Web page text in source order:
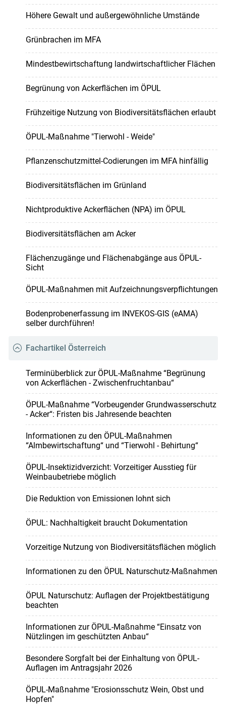
Höhere Gewalt und außergewöhnliche Umstände
Grünbrachen im MFA
Mindestbewirtschaftung landwirtschaftlicher Flächen
Begrünung von Ackerflächen im ÖPUL
Frühzeitige Nutzung von Biodiversitätsflächen erlaubt
ÖPUL-Maßnahme "Tierwohl - Weide"
Pflanzenschutzmittel-Codierungen im MFA hinfällig
Biodiversitätsflächen im Grünland
Nichtproduktive Ackerflächen (NPA) im ÖPUL
Biodiversitätsflächen am Acker
Flächenzugänge und Flächenabgänge aus ÖPUL-
Sicht
ÖPUL-Maßnahmen mit Aufzeichnungsverpflichtungen
Bodenprobenerfassung im INVEKOS-GIS (eAMA)
selber durchführen!
Fachartikel Österreich
Terminüberblick zur ÖPUL-Maßnahme “Begrünung
von Ackerflächen - Zwischenfruchtanbau“
ÖPUL-Maßnahme “Vorbeugender Grundwasserschutz
- Acker“: Fristen bis Jahresende beachten
Informationen zu den ÖPUL-Maßnahmen
“Almbewirtschaftung“ und “Tierwohl - Behirtung“
ÖPUL-Insektizidverzicht: Vorzeitiger Ausstieg für
Weinbaubetriebe möglich
Die Reduktion von Emissionen lohnt sich
ÖPUL: Nachhaltigkeit braucht Dokumentation
Vorzeitige Nutzung von Biodiversitätsflächen möglich
Informationen zu den ÖPUL Naturschutz-Maßnahmen
ÖPUL Naturschutz: Auflagen der Projektbestätigung
beachten
Informationen zur ÖPUL-Maßnahme “Einsatz von
Nützlingen im geschützten Anbau“
Besondere Sorgfalt bei der Einhaltung von ÖPUL-
Auflagen im Antragsjahr 2026
ÖPUL-Maßnahme "Erosionsschutz Wein, Obst und
Hopfen"